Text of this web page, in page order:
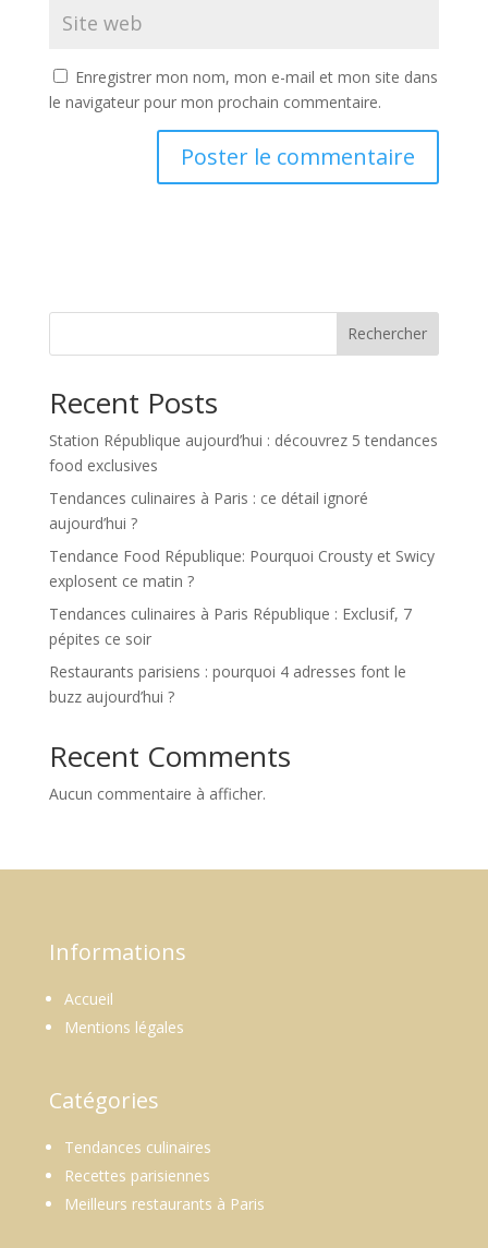
Enregistrer mon nom, mon e-mail et mon site dans
le navigateur pour mon prochain commentaire.
Rechercher
Recent Posts
Station République aujourd’hui : découvrez 5 tendances
food exclusives
Tendances culinaires à Paris : ce détail ignoré
aujourd’hui ?
Tendance Food République: Pourquoi Crousty et Swicy
explosent ce matin ?
Tendances culinaires à Paris République : Exclusif, 7
pépites ce soir
Restaurants parisiens : pourquoi 4 adresses font le
buzz aujourd’hui ?
Recent Comments
Aucun commentaire à afficher.
Informations
Accueil
Mentions légales
Catégories
Tendances culinaires
Recettes parisiennes
Meilleurs restaurants à Paris